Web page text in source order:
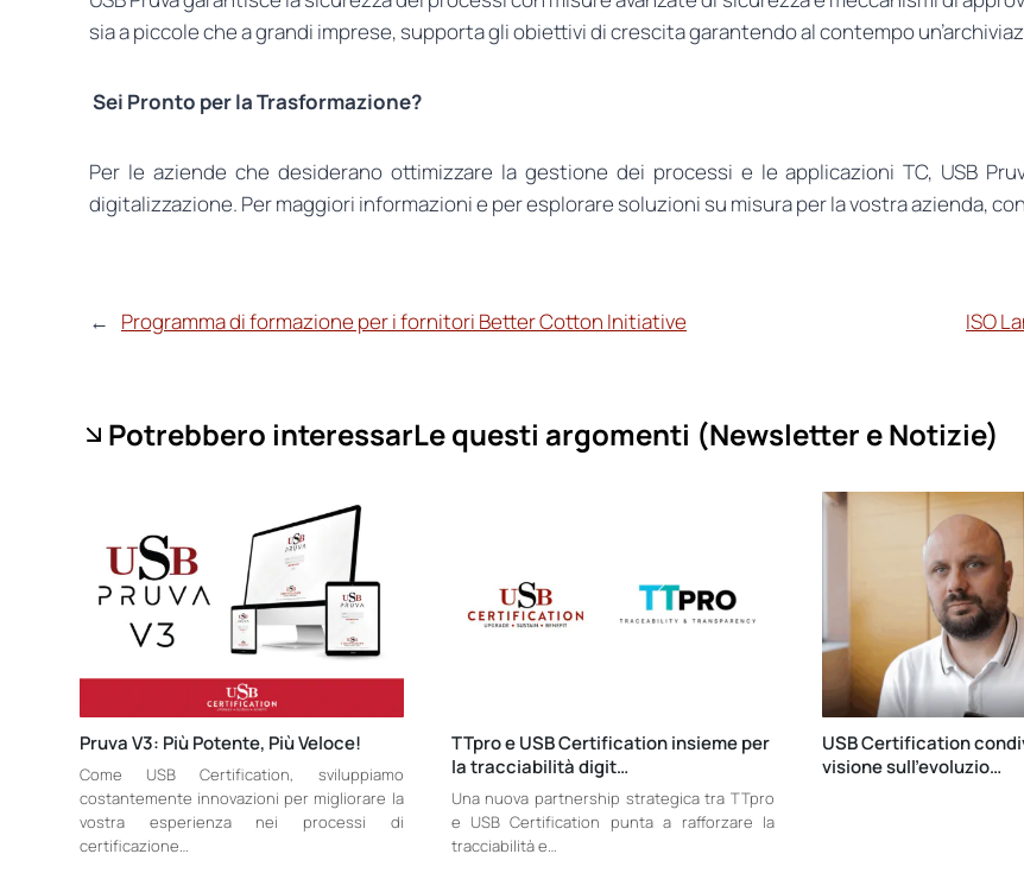
sia a piccole che a grandi imprese, supporta gli obiettivi di crescita garantendo al contempo
Sei Pronto per la Trasformazione?
Per le aziende che desiderano ottimizzare la gestione dei processi e le applicazioni TC, USB
digitalizzazione. Per maggiori informazioni e per esplorare soluzioni su misura per la vostra azienda,
← Programma di formazione per i fornitori Better Cotton Initiative ISO
Potrebbero interessarLe questi argomenti (Newsletter e Notizie)
Pruva V3: Più Potente, Più Veloce!
Come USB Certification, sviluppiamo
costantemente innovazioni per migliorare la
vostra esperienza nei processi di
certificazione…
TTpro e USB Certification insieme per
la tracciabilità digit…
Una nuova partnership strategica tra TTpro
e USB Certification punta a rafforzare la
tracciabilità e…
USB Certification
visione sull’evoluzio…